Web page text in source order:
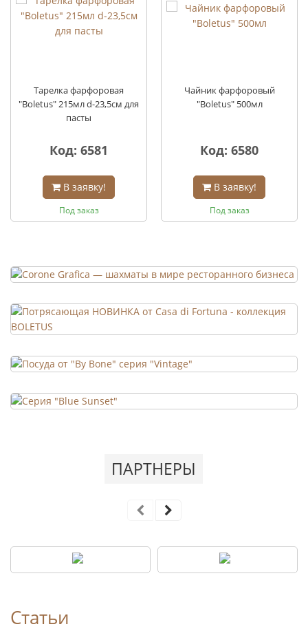
Тарелка фарфоровая
"Boletus" 215мл d-23,5см для
пасты
Код: 6581
В заявку!
Под заказ
Чайник фарфоровый
"Boletus" 500мл
Код: 6580
В заявку!
Под заказ
ПАРТНЕРЫ
Статьи